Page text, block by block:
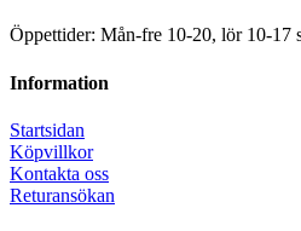
Öppettider: Mån-fre 10-20, lör 10-17
Information
Startsidan
Köpvillkor
Kontakta oss
Returansökan